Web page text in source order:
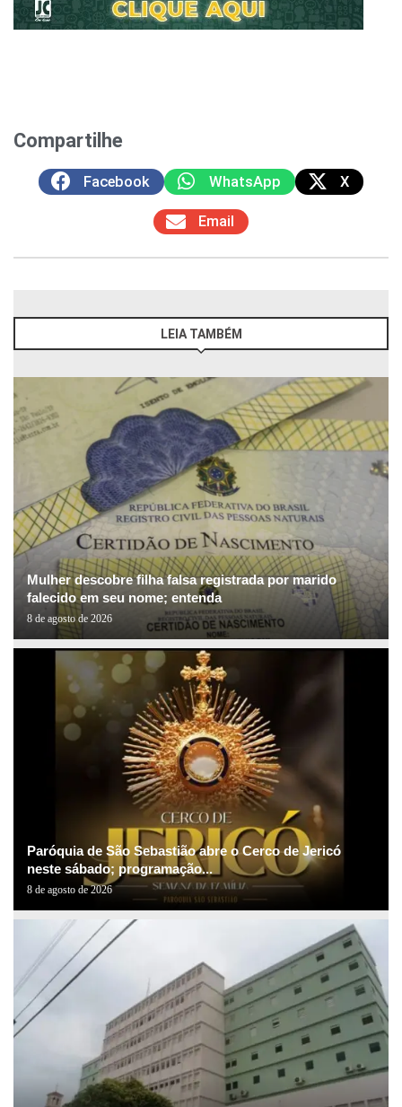
Compartilhe
Facebook WhatsApp X
Email
LEIA TAMBÉM
Mulher descobre filha falsa registrada por marido
falecido em seu nome; entenda
8 de agosto de 2026
Paróquia de São Sebastião abre o Cerco de Jericó
neste sábado; programação...
8 de agosto de 2026